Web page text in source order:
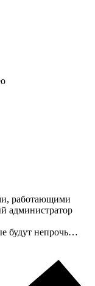
работающими
администратор
будут непрочь…